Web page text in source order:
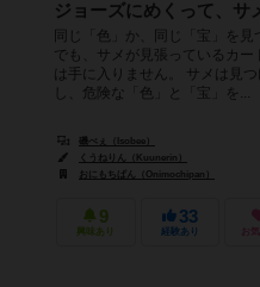
ジョーズにめくって、サ
同じ「色」か、同じ「宝」を見
でも、サメが見張っているカー
は手に入りません。 サメは見
し、危険な「色」と「宝」を...
磯べぇ（Isobee）
くうねりん（Kuunerin）
おにもちぱん（Onimochipan）
9
興味あり
33
経験あり お